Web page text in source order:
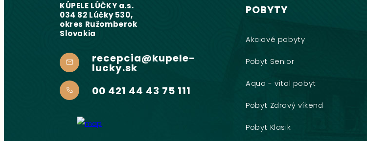
KÚPELE LÚČKY a.s.
034 82 Lúčky 530,
okres Ružomberok
Slovakia
recepcia@kupele-
lucky.sk
00 421 44 43 75 111
POBYTY
Akciové pobyty
Pobyt Senior
Aqua - vital pobyt
Pobyt Zdravý víkend
Pobyt Klasik